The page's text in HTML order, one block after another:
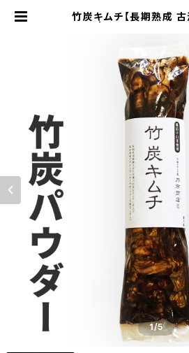
竹炭キムチ【長期熟成
1/5